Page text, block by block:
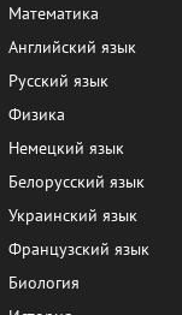
Математика
Английский язык
Русский язык
Физика
Немецкий язык
Белорусский язык
Украинский язык
Французский язык
Биология